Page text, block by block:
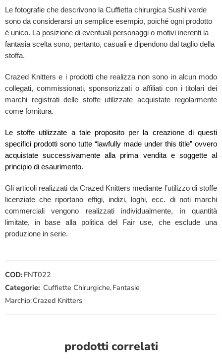
Le fotografie che descrivono la Cuffietta chirurgica Sushi verde
sono da considerarsi un semplice esempio, poiché ogni prodotto
è unico. La posizione di eventuali personaggi o motivi inerenti la
fantasia scelta sono, pertanto, casuali e dipendono dal taglio della
stoffa.
Crazed Knitters e i prodotti che realizza non sono in alcun modo
collegati, commissionati, sponsorizzati o affiliati con i titolari dei
marchi registrati delle stoffe utilizzate acquistate regolarmente
come fornitura.
Le stoffe utilizzate a tale proposito per la creazione di questi
specifici prodotti sono tutte “lawfully made under this title” ovvero
acquistate successivamente alla prima vendita e soggette al
principio di esaurimento.
Gli articoli realizzati da Crazed Knitters mediante l’utilizzo di stoffe
licenziate che riportano effigi, indizi, loghi, ecc. di noti marchi
commerciali vengono realizzati individualmente, in quantità
limitate, in base alla politica del Fair use, che esclude una
produzione in serie.
COD: FNT022
Categorie: Cuffiette Chirurgiche,Fantasie
Marchio:Crazed Knitters
prodotti correlati